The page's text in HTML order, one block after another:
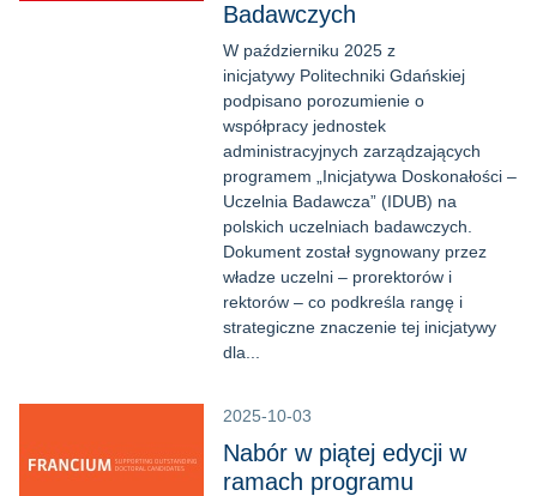
Badawczych
W październiku 2025 z
inicjatywy Politechniki Gdańskiej
podpisano porozumienie o
współpracy jednostek
administracyjnych zarządzających
programem „Inicjatywa Doskonałości –
Uczelnia Badawcza” (IDUB) na
polskich uczelniach badawczych.
Dokument został sygnowany przez
władze uczelni – prorektorów i
rektorów – co podkreśla rangę i
strategiczne znaczenie tej inicjatywy
dla...
2025-10-03
Nabór w piątej edycji w
ramach programu